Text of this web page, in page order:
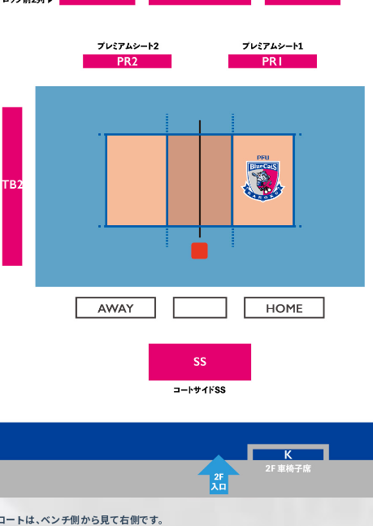
トは、ベンチ側から見て右側です。